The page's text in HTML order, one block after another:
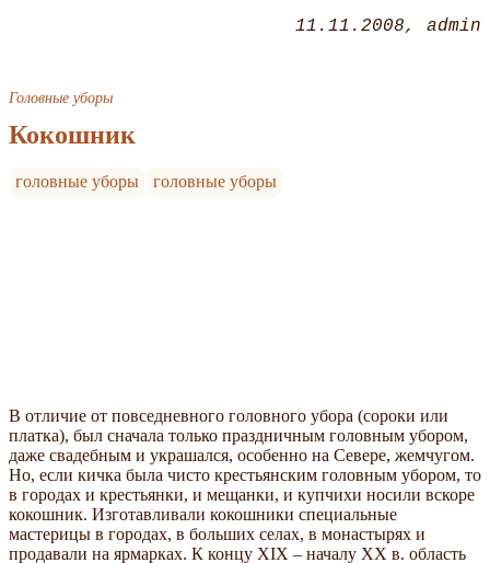
11.11.2008 admin
Головные уборы
Кокошник
головные уборы головные уборы
В отличие от повседневного головного убора (сороки или
платка), был сначала только праздничным головным убором,
даже свадебным и украшался, особенно на Севере, жемчугом.
Но, если кичка была чисто крестьянским головным убором, то
в городах и крестьянки, и мещанки, и купчихи носили вскоре
кокошник. Изготавливали кокошники специальные
мастерицы в городах, в больших селах, в монастырях и
продавали на ярмарках. К концу XIX – началу XX в. область